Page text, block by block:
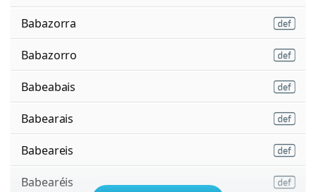
Babazorra
Babazorro
Babeabais
Babearais
Babeareis
Babearéis